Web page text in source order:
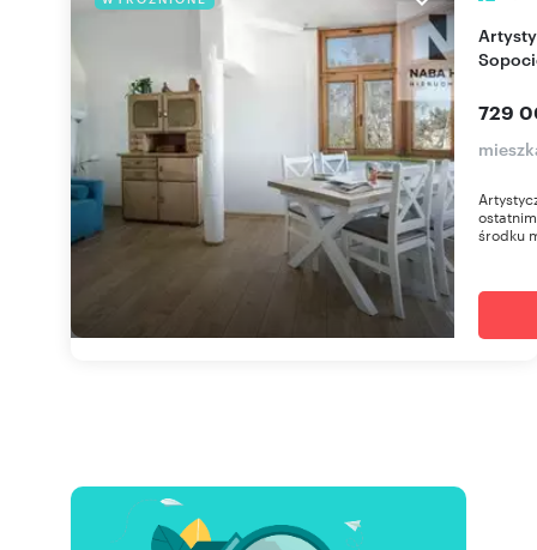
Artystyczne mieszkanie z widokiem na morze w
729
środku